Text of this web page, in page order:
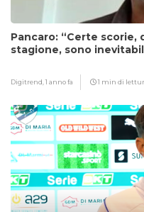
Pancaro: “Certe scorie,
stagione, sono
Digitrend,1 anno fa 1 min di